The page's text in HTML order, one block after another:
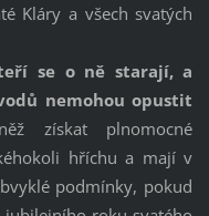
Kláry a všech svatých
se o ně starají, a
nemohou opustit
získat plnomocné
hříchu a mají v
podmínky, pokud